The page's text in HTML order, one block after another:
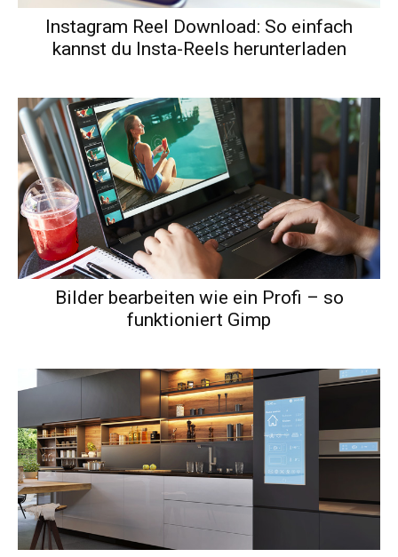
Instagram Reel Download: So einfach
kannst du Insta-Reels herunterladen
Bilder bearbeiten wie ein Profi – so
funktioniert Gimp